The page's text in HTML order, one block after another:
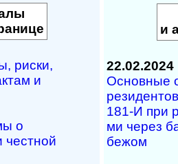
рис­ки,
и
о
чест­ной
и
22.02.2024
Основные
181-И при
ми че­рез
бежом